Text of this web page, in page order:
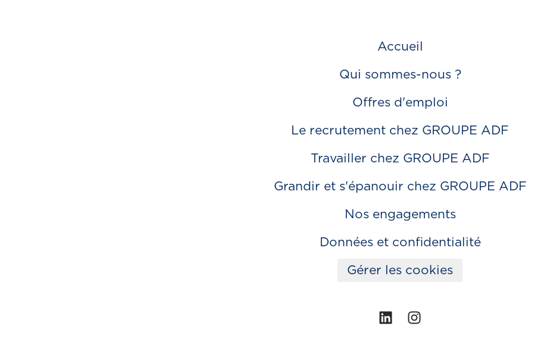
Accueil
Qui sommes-nous ?
Offres d'emploi
Le recrutement chez GROUPE ADF
Travailler chez GROUPE ADF
Grandir et s'épanouir chez GROUPE ADF
Nos engagements
Données et confidentialité
Gérer les cookies